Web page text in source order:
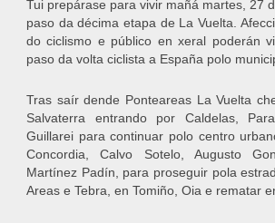
Tui prepárase para vivir mañá martes, 27
paso da décima etapa de La Vuelta.
do ciclismo e público en xeral poderán
paso da volta ciclista a España polo
Tras saír dende Ponteareas La Vuelta
Salvaterra entrando por Caldelas,
Guillarei para continuar polo centro
Concordia, Calvo Sotelo, Augusto
Martínez Padín, para proseguir pola
Areas e Tebra, en Tomiño, Oia e rematar